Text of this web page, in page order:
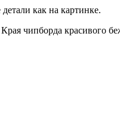
как на картинке.
чипборда красивого